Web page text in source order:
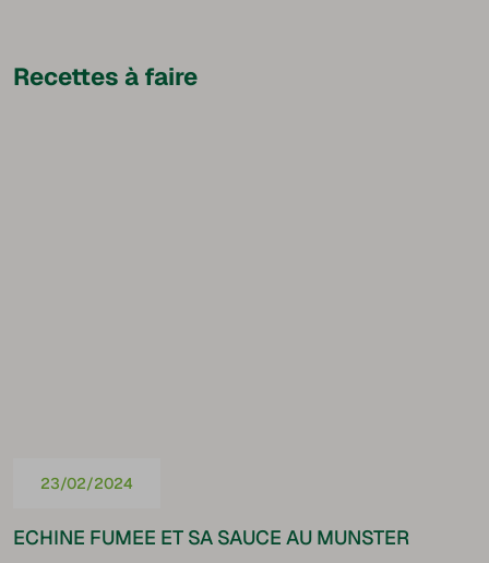
Recettes à faire
23/02/2024
ECHINE FUMEE ET SA SAUCE AU MUNSTER